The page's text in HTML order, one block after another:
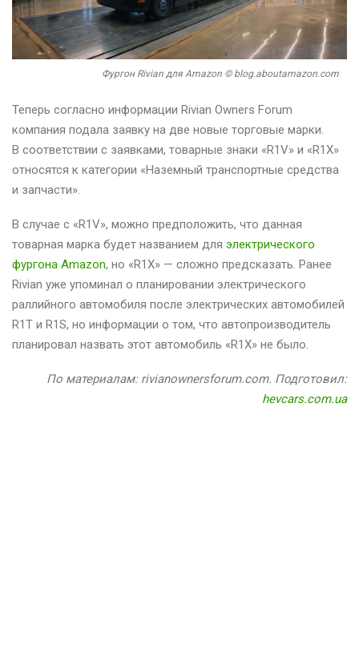
Фургон Rivian для Amazon © blog.aboutamazon.com
Теперь согласно информации Rivian Owners Forum
компания подала заявку на две новые торговые марки.
В соответствии с заявками, товарные знаки «R1V» и «R1X»
относятся к категории «Наземный транспортные средства
и запчасти».
В случае с «R1V», можно предположить, что данная
товарная марка будет названием для электрического
фургона Amazon, но «R1X» — сложно предсказать. Ранее
Rivian уже упоминал о планировании электрического
раллийного автомобиля после электрических автомобилей
R1T и R1S, но информации о том, что автопроизводитель
планировал назвать этот автомобиль «R1X» не было.
По материалам: rivianownersforum.com. Подготовил:
hevcars.com.ua